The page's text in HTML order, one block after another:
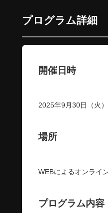
プログラム詳細
開催日時
2025年9月30日（火
場所
WEBによるオンライ
プログラム内容